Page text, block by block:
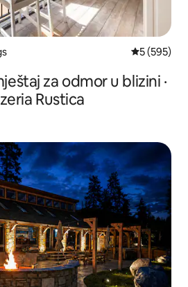
Prosječna
5 (595)
za odmor u blizini ·
Rustica
s oznakom „Odabrali gosti”